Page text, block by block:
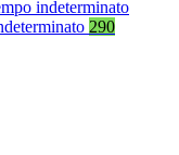
indeterminato
290